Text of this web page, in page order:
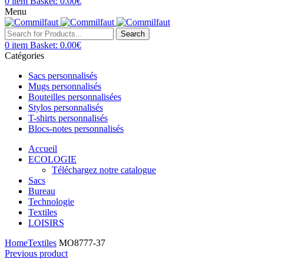
Menu
Search
0 item Basket: 0.00€
Catégories
Sacs personnalisés
Mugs personnalisés
Bouteilles personnalisées
Stylos personnalisés
T-shirts personnalisés
Blocs-notes personnalisés
Accueil
ECOLOGIE
Téléchargez notre catalogue
Sacs
Bureau
Technologie
Textiles
LOISIRS
HomeTextiles MO8777-37
Previous product